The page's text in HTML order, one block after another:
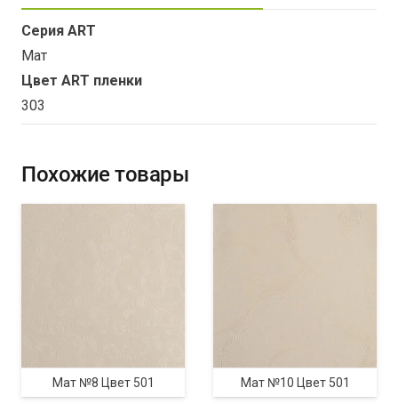
Серия ART
Мат
Цвет ART пленки
303
Похожие товары
Мат №8 Цвет 501 Мат №10 Цвет 501